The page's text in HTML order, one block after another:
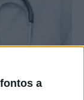
a